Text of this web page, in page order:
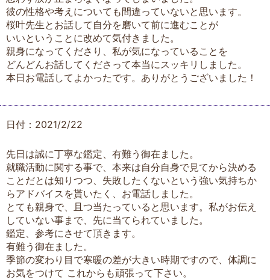
彼の性格や考えについても間違っていないと思います。
桜叶先生とお話して自分を磨いて前に進むことが
いいということに改めて気付きました。
親身になってくださり、私が気になっていることを
どんどんお話してくださって本当にスッキリしました。
本日お電話してよかったです。ありがとうございました！
日付：2021/2/22
先日は誠に丁寧な鑑定、有難う御在ました。
就職活動に関する事で、本来は自分自身で見てから決める
ことだとは知りつつ、失敗したくないという強い気持ちか
らアドバイスを貰いたく、お電話しました。
とても親身で、且つ当たっていると思います。私がお伝え
していない事まで、先に当てられていました。
鑑定、参考にさせて頂きます。
有難う御在ました。
季節の変わり目で寒暖の差が大きい時期ですので、体調に
お気をつけて これからも頑張って下さい。